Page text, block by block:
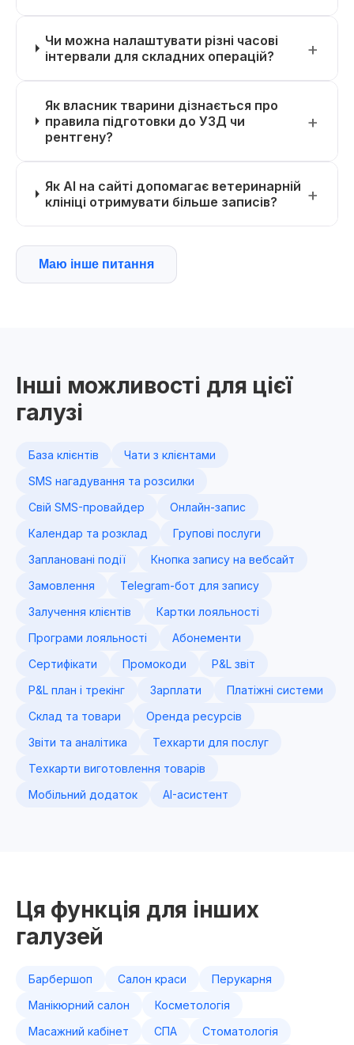
Чи можна налаштувати різні часові
інтервали для складних операцій?
Як власник тварини дізнається про
правила підготовки до УЗД чи
рентгену?
Як AI на сайті допомагає ветеринарній
клініці отримувати більше записів?
Маю інше питання
Інші можливості для цієї
галузі
База клієнтів
Чати з клієнтами
SMS нагадування та розсилки
Свій SMS-провайдер
Онлайн-запис
Календар та розклад
Групові послуги
Заплановані події
Кнопка запису на вебсайт
Замовлення
Telegram-бот для запису
Залучення клієнтів
Картки лояльності
Програми лояльності
Абонементи
Сертифікати
Промокоди
P&L звіт
P&L план і трекінг
Зарплати
Платіжні системи
Склад та товари
Оренда ресурсів
Звіти та аналітика
Техкарти для послуг
Техкарти виготовлення товарів
Мобільний додаток
AI-асистент
Ця функція для інших
галузей
Барбершоп Салон краси
Перукарня
Манікюрний салон
Косметологія
Масажний кабінет
СПА Стоматологія